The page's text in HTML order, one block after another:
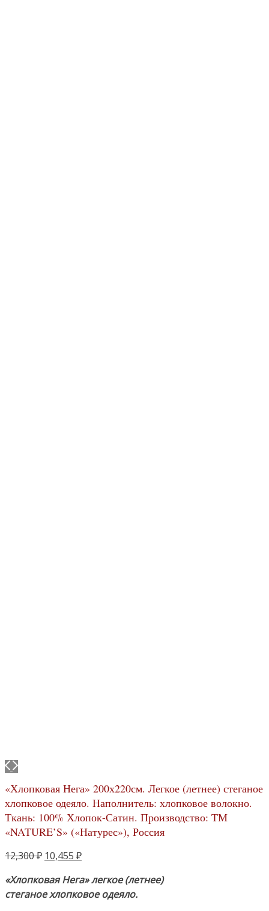
«Хлопковая Нега» 200х220см. Легкое (летнее) стеганое
хлопковое одеяло. Наполнитель: хлопковое волокно.
Ткань: 100% Хлопок-Сатин. Производство: ТМ
«NATURE’S» («Натурес»), Россия
12,300₽ Первоначальная
составляла
12,300 ₽.
10,455 ₽Текущая
10,455 ₽.
«Хлопковая Нега» легкое (летнее)
стеганое хлопковое одеяло.